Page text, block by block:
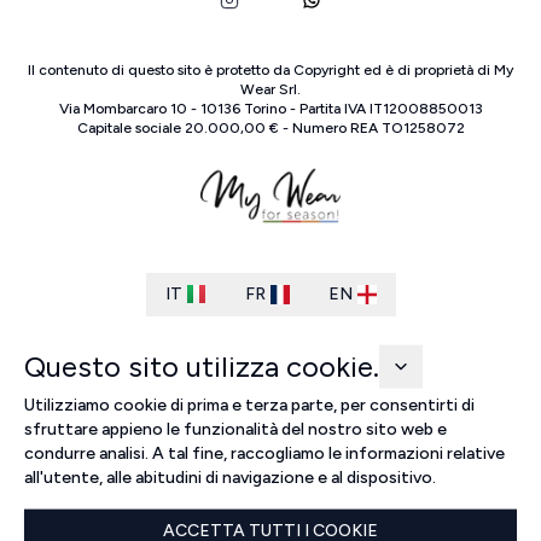
Il contenuto di questo sito è protetto da Copyright ed è di proprietà di My
Wear Srl.
Via Mombarcaro 10 - 10136 Torino- Partita IVA IT12008850013
Capitale sociale 20.000,00 € - Numero REA TO1258072
IT FR EN
Questo sito utilizza cookie.
Utilizziamo cookie di prima e terza parte, per consentirti di
sfruttare appieno le funzionalità del nostro sito web e
condurre analisi. A tal fine, raccogliamo le informazioni relative
all'utente, alle abitudini di navigazione e al dispositivo.
ACCETTA TUTTI I COOKIE